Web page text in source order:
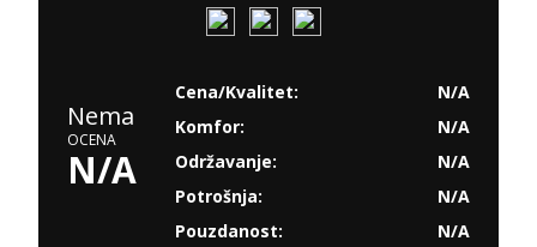
Nema
OCENA
N/A
Cena/Kvalitet:
N/A
Komfor:
N/A
Održavanje:
N/A
Potrošnja:
N/A
Pouzdanost:
N/A